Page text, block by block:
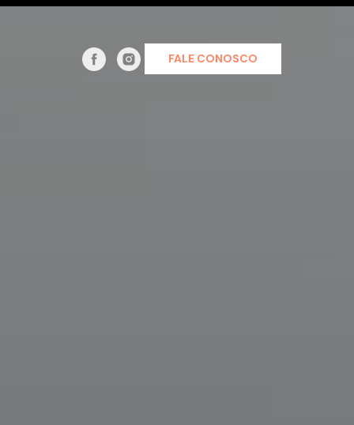
FALE CONOSCO